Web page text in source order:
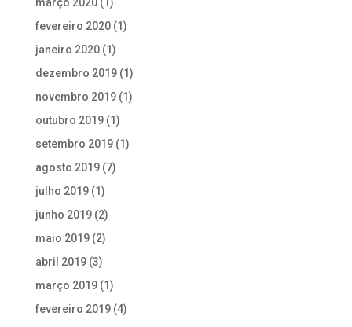
março 2020(1)
fevereiro 2020(1)
janeiro 2020(1)
dezembro 2019(1)
novembro 2019(1)
outubro 2019(1)
setembro 2019(1)
agosto 2019(7)
julho 2019(1)
junho 2019(2)
maio 2019(2)
abril 2019(3)
março 2019(1)
fevereiro 2019(4)